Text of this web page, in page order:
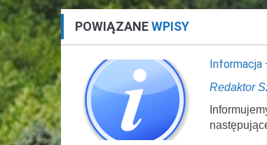
POWIĄZANEWPISY
Informacja
Redaktor